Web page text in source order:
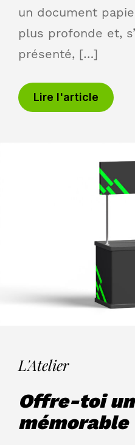
un document
plus profonde et,
présenté, […]
Lire l'article
L'Atelier
Offre-toi
mémorable